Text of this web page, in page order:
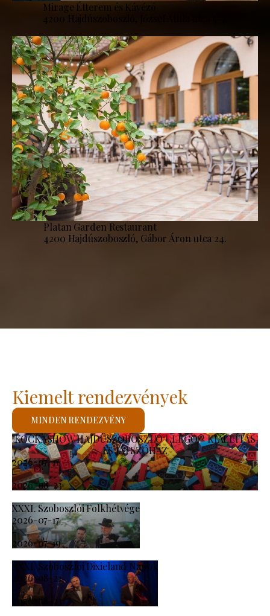
Mirage Étterem és Kávézó
4200 Hajdúszoboszló, József Attila utca 5-7.
Platan Garden Restaurant
4200 Hajdúszoboszló, Gábor Áron utca 24.
KOCKASHOW HAJDÚSZOBOSZLÓ - LEGO® KIÁLLÍTÁS
ÉS JÁTSZÓHÁZ
2026-07-11
-
2026-08-23
XXXI. Szoboszlói Folkhétvége
2026-07-17
-
2026-07-19
XXXI. Szoboszlói Dixieland Napok
2026-08-21
-
2026-08-23
Kiemelt rendezvények
MINDEN RENDEZVÉNY